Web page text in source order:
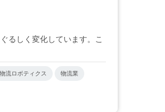
るしく変化しています。こ
物流ロボティクス 物流業